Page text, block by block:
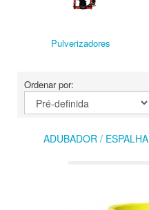
Pulverizadores
Ordenar por:
ADUBADOR /